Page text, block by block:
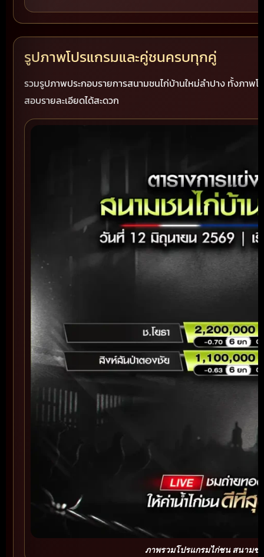
รูปภาพโปรแกรมและคู่ชนครบทุกคู่
รวมรูปภาพประกอบรายการสนามชนไก่บ้านใหม่ลำปาง ทั้งภา
สอบรายละเอียดได้สะดวก
ภาพรวมโปรแกรมไก่ชน สนามช